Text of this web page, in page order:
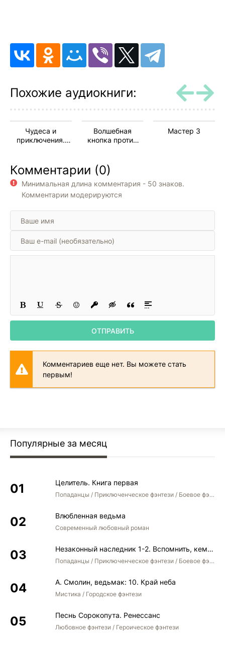
Похожие аудиокниги:
Чудеса и
приключения.
Выпуск 01
Волшебная
кнопка против
успешного
выступления
Мастер 3
Комментарии (0)
Минимальная длина комментария - 50 знаков.
Комментарии модерируются
ОТПРАВИТЬ
Комментариев еще нет. Вы можете стать
первым!
Популярные за месяц
Целитель. Книга первая
Попаданцы / Приключенческое фэнтези / Боевое фэнтези
Влюбленная ведьма
Современный любовный роман
Незаконный наследник 1-2. Вспомнить, кем был. Стать собой. Остаться собой
Попаданцы / Приключенческое фэнтези / Боевое фэнтези / Юмористическое фэнтези
А. Смолин, ведьмак: 10. Край неба
Мистика / Городское фэнтези
Песнь Сорокопута. Ренессанс
Любовное фэнтези / Героическое фэнтези